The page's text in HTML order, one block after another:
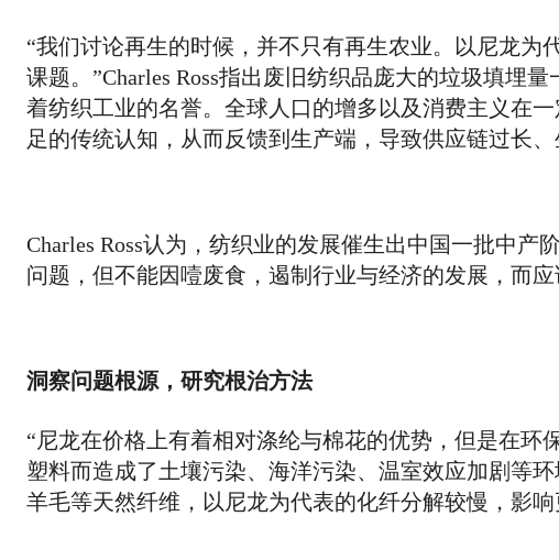
“我们讨论再生的时候，并不只有再生农业。以尼龙
课题。”Charles Ross指出废旧纺织品庞大的垃圾填埋
着纺织工业的名誉。全球人口的增多以及消费主义在
足的传统认知，从而反馈到生产端，导致供应链过长
Charles Ross认为，纺织业的发展催生出中国一批中
问题，但不能因噎废食，遏制行业与经济的发展，而
洞察问题根源，研究根治方法
“尼龙在价格上有着相对涤纶与棉花的优势，但是在环
塑料而造成了土壤污染、海洋污染、温室效应加剧等
羊毛等天然纤维，以尼龙为代表的化纤分解较慢，影响